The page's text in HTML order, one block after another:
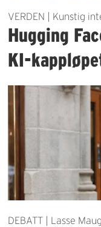
VERDEN | Kunstig
Hugging
KI-
DEBATT | Lasse